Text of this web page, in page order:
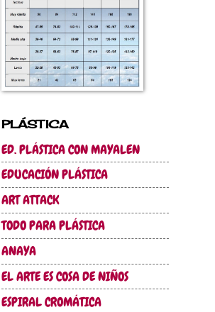
PLÁSTICA
ED. PLÁSTICA CON MAYALEN
EDUCACIÓN PLÁSTICA
ART ATTACK
TODO PARA PLÁSTICA
ANAYA
EL ARTE ES COSA DE NIÑOS
ESPIRAL CROMÁTICA